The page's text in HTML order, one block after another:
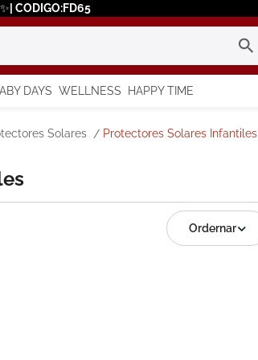
CODIGO:FD65
DAYS WELLNESS HAPPY TIME
Solares Protectores Solares Infantiles